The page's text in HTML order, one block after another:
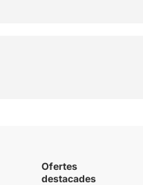
Ofertes
destacades